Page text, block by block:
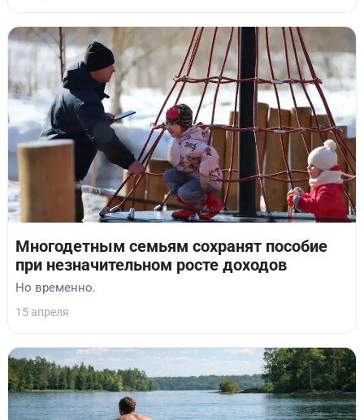
Многодетным семьям сохранят пособие
при незначительном росте доходов
Но временно.
15 апреля